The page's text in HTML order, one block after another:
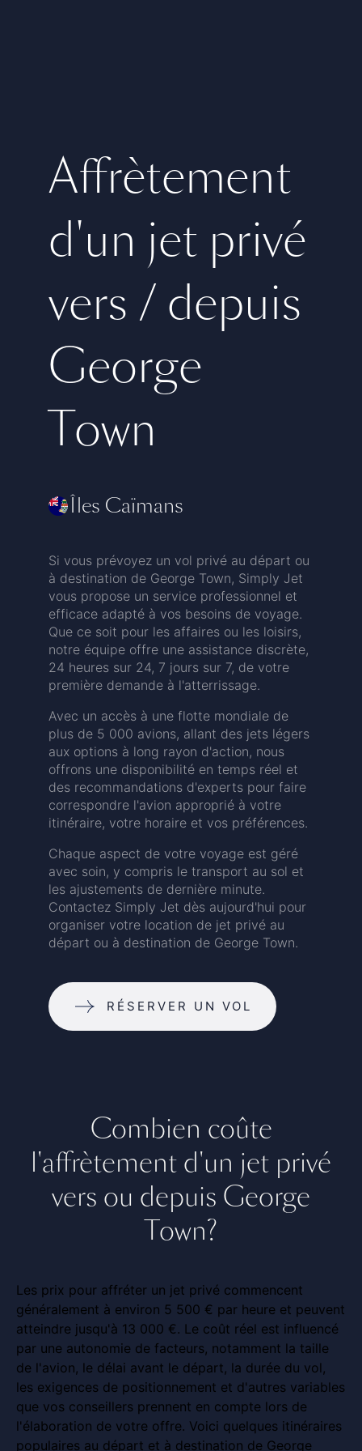
Affrètement
d'un jet privé
vers / depuis
George
Town
Îles Caïmans
Si vous prévoyez un vol privé au départ ou
à destination de George Town, Simply Jet
vous propose un service professionnel et
efficace adapté à vos besoins de voyage.
Que ce soit pour les affaires ou les loisirs,
notre équipe offre une assistance discrète,
24 heures sur 24, 7 jours sur 7, de votre
première demande à l'atterrissage.
Avec un accès à une flotte mondiale de
plus de 5 000 avions, allant des jets légers
aux options à long rayon d'action, nous
offrons une disponibilité en temps réel et
des recommandations d'experts pour faire
correspondre l'avion approprié à votre
itinéraire, votre horaire et vos préférences.
Chaque aspect de votre voyage est géré
avec soin, y compris le transport au sol et
les ajustements de dernière minute.
Contactez Simply Jet dès aujourd'hui pour
organiser votre location de jet privé au
départ ou à destination de George Town.
RÉSERVER UN VOL
Combien coûte
l'affrètement d'un jet privé
vers ou depuis George
Town?
Les prix pour affréter un jet privé commencent
généralement à environ 5 500 € par heure et peuvent
atteindre jusqu'à 13 000 €. Le coût réel est influencé
par une autonomie de facteurs, notamment la taille
de l'avion, le délai avant le départ, la durée du vol,
les exigences de positionnement et d'autres variables
que vos conseillers prennent en compte lors de
l'élaboration de votre offre. Voici quelques itinéraires
populaires au départ et à destination de George